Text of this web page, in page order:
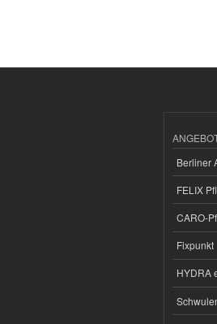
Berliner
FELIX
CARO-
Fixpunkt
HYDRA